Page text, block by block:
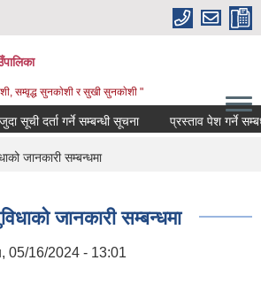
सम्वृद्ध सुनकाेशी र सुखी सुनकाेशी "
दर्ता गर्ने सम्बन्धी सूचना प्रस्ताव पेश गर्ने सम्बधी
जानकारी सम्बन्धमा
जानकारी सम्बन्धमा
05/16/2024 - 13:01